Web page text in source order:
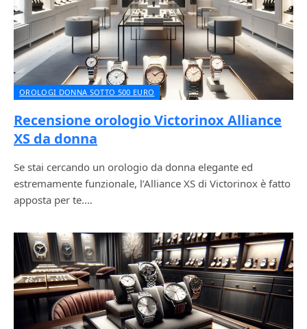
OROLOGI DONNA SOTTO 500 EURO
Recensione orologio Victorinox Alliance
XS da donna
Se stai cercando un orologio da donna elegante ed
estremamente funzionale, l’Alliance XS di Victorinox è fatto
apposta per te.…